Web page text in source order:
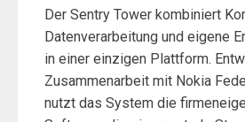
Der Sentry Tower kombiniert
Datenverarbeitung und eigene
in einer einzigen Plattform.
Zusammenarbeit mit Nokia
nutzt das System die